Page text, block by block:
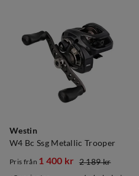
Westin
W4 Bc Ssg Metallic Trooper
discounted
Pris från 1 400 kr
original
2 189 kr